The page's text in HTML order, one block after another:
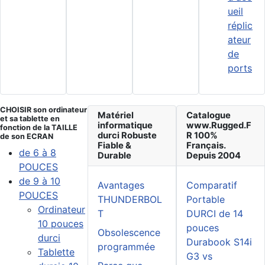
ueil
réplic
ateur
de
ports
CHOISIR son ordinateur
et sa tablette en
fonction de la TAILLE
de son ECRAN
de 6 à 8
POUCES
de 9 à 10
POUCES
Ordinateur
10 pouces
durci
Tablette
Matériel
informatique
durci Robuste
Fiable &
Durable
Avantages
THUNDERBOL
T
Obsolescence
programmée
Catalogue
www.Rugged.F
R 100%
Français.
Depuis 2004
Comparatif
Portable
DURCI de 14
pouces
Durabook S14i
G3 vs